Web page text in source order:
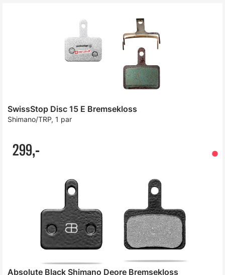
SwissStop Disc 15 E Bremsekloss
Shimano/TRP, 1 par
299,-
Absolute Black Shimano Deore Bremsekloss